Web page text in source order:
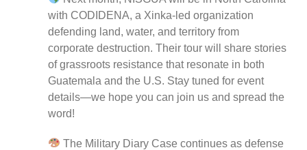
with CODIDENA, a Xinka-led organization
defending land, water, and territory from
corporate destruction. Their tour will share stories
of grassroots resistance that resonate in both
Guatemala and the U.S. Stay tuned for event
details—we hope you can join us and spread the
word!
The Military Diary Case continues as defense